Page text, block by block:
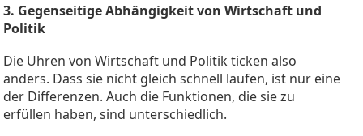
3. Gegenseitige Abhängigkeit von Wirtschaft und
Politik
Die Uhren von Wirtschaft und Politik ticken also
anders. Dass sie nicht gleich schnell laufen, ist nur eine
der Differenzen. Auch die Funktionen, die sie zu
erfüllen haben, sind unterschiedlich.